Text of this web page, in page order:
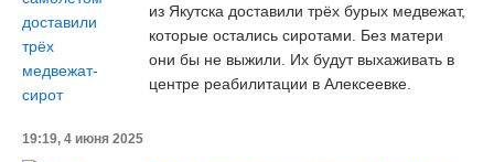
из Якутска доставили трёх бурых медвежат,
которые остались сиротами. Без матери
они бы не выжили. Их будут выхаживать в
центре реабилитации в Алексеевке.
19:19, 4 июня 2025